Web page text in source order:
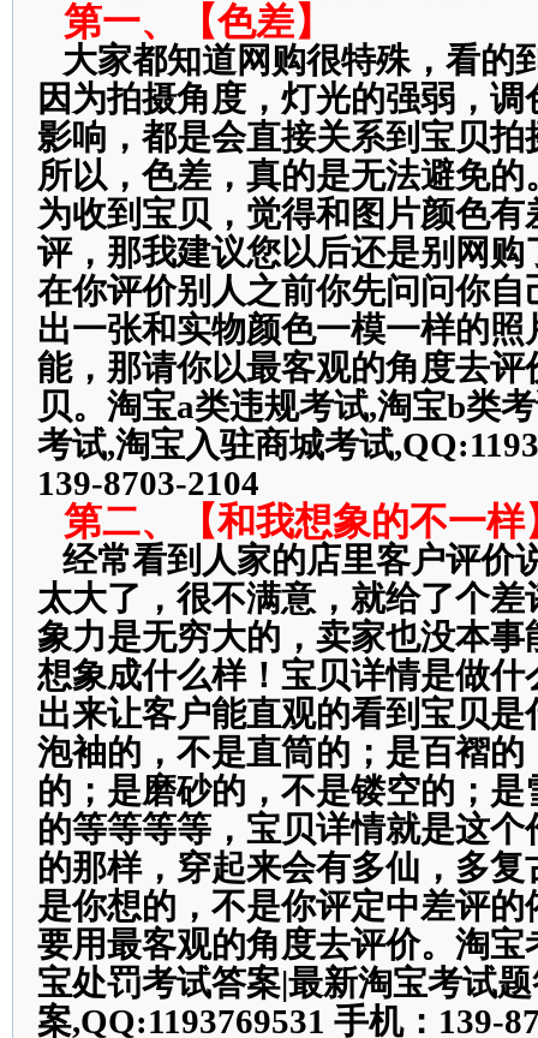
第一、【色差】
大家都知道网购很特殊，看的
因为拍摄角度，灯光的强弱，
影响，都是会直接关系到宝贝
所以，色差，真的是无法避免
为收到宝贝，觉得和图片颜色
评，那我建议您以后还是别网购
在你评价别人之前你先问问你自
出一张和实物颜色一模一样的照
能，那请你以最客观的角度去评
贝。淘宝a类违规考试,淘宝b类
考试,淘宝入驻商城考试
139-8703-2104
第二、【和我想象的不一样
经常看到人家的店里客户评价
太大了，很不满意，就给了个
象力是无穷大的，卖家也没本事
想象成什么样！宝贝详情是做什
出来让客户能直观的看到宝贝
泡袖的，不是直筒的；是百褶的
的；是磨砂的，不是镂空的；
的等等等等，宝贝详情就是这
的那样，穿起来会有多仙，多
是你想的，不是你评定中差评
要用最客观的角度去评价。淘宝
宝处罚考试答案|最新淘宝考试
案,QQ:1193769531 手机：139-